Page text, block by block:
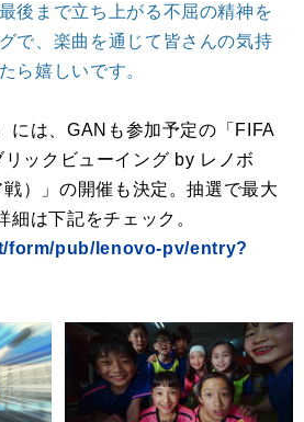
後まで立ち上がる不屈の精神を
で、楽曲を通じて皆さんの気持
ら嬉しいです。
には、GANも参加予定の「FIFA
ックビューイング by レノボ
戦）」の開催も決定。抽選で最大
は下記をチェック。
form/pub/lenovo-pv/entry?